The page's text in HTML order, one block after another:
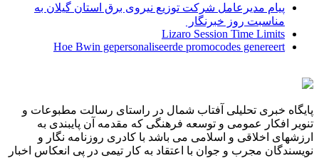
پیام مدیرعامل شركت توزیع نیروی برق استان گیلان به
مناسبت روز خبرنگار ‌
Lizaro Session Time Limits
Hoe Bwin gepersonaliseerde promocodes genereert
پایگاه خبری تحلیلی آفتاب شمال در راستای رسالت مطبوعات و
تنویر افکار عمومی و توسعه فرهنگی که مقدمه آن پایبندی به
ارزشهای اخلاقی و اسلامی می باشد با کادری روزنامه نگار و
نویسندگان مجرب و جوان با اعتقاد به کار تیمی در پی انعکاس اخبار